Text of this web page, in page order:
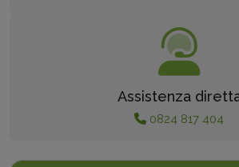
Assistenza
0824 817 404